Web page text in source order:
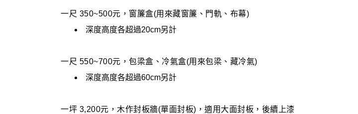
一尺 350~500元，窗簾盒(用來藏窗簾、門軌、布幕)
深度高度各超過20cm另計
一尺 550~700元，包梁盒、冷氣盒(用來包梁、藏冷氣)
深度高度各超過60cm另計
一坪 3,200元，木作封板牆(單面封板)，適用大面封板，後續上漆